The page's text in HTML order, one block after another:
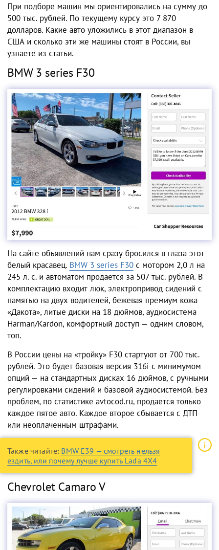
При подборе машин мы ориентировались на сумму до
500 тыс. рублей. По текущему курсу это 7 870
долларов. Какие авто уложились в этот диапазон в
США и сколько эти же машины стоят в России, вы
узнаете из статьи.
BMW 3 series F30
На сайте объявлений нам сразу бросился в глаза этот
белый красавец. BMW 3 series F30 с мотором 2,0 л на
245 л. с. и автоматом продается за 507 тыс. рублей. В
комплектацию входит люк, электропривод сидений с
памятью на двух водителей, бежевая премиум кожа
«Дакота», литые диски на 18 дюймов, аудиосистема
Harman/Kardon, комфортный доступ — одним словом,
топ.
В России цены на «тройку» F30 стартуют от 700 тыс.
рублей. Это будет базовая версия 316i с минимумом
опций — на стандартных дисках 16 дюймов, с ручными
регулировками сидений и базовой аудиосистемой. Без
проблем, по статистике avtocod.ru, продается только
каждое пятое авто. Каждое второе сбывается с ДТП
или неоплаченным штрафами.
Также читайте: BMW E39 — смотреть нельзя
ездить, или почему лучше купить Lada 4X4
Chevrolet Camaro V